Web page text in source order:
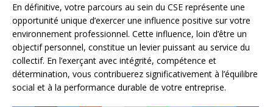
En définitive, votre parcours au sein du CSE représente une
opportunité unique d’exercer une influence positive sur votre
environnement professionnel. Cette influence, loin d’être un
objectif personnel, constitue un levier puissant au service du
collectif. En l’exerçant avec intégrité, compétence et
détermination, vous contribuerez significativement à l’équilibre
social et à la performance durable de votre entreprise.